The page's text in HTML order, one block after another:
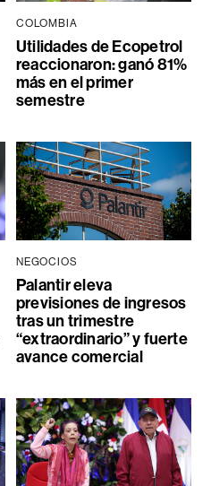
COLOMBIA
Utilidades de Ecopetrol
reaccionaron: ganó 81%
más en el primer
semestre
NEGOCIOS
Palantir eleva
previsiones de ingresos
tras un trimestre
“extraordinario” y fuerte
avance comercial